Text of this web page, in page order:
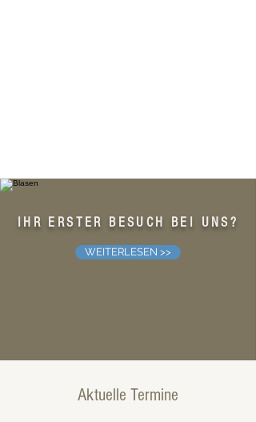
IHR ERSTER BESUCH BEI UNS?
WEITERLESEN >>
Aktuelle Termine